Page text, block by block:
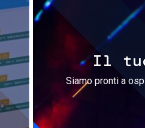
Il
Siamo pronti a